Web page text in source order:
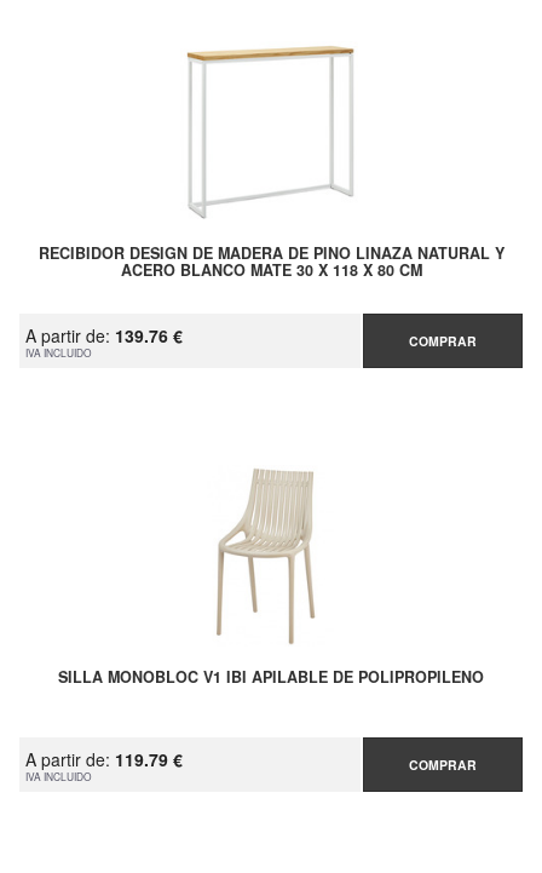
RECIBIDOR DESIGN DE MADERA DE PINO LINAZA NATURAL Y
ACERO BLANCO MATE 30 X 118 X 80 CM
A partir de: 139.76 €
IVA INCLUIDO
COMPRAR
SILLA MONOBLOC V1 IBI APILABLE DE POLIPROPILENO
A partir de: 119.79 €
IVA INCLUIDO
COMPRAR